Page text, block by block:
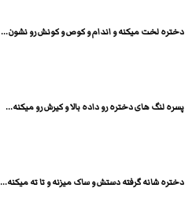
دختره لخت میکنه و اندام و کوص و کونش رو نشون...
پسره لنگ های دختره رو داده بالا و کیرش رو میکنه...
دختره شانه گرفته دستش و ساک میزنه و تا ته میکنه...